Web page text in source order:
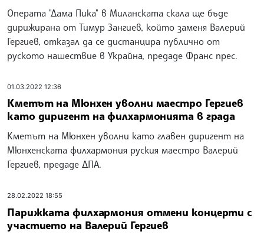
Операта "Дама Пика" в Миланската скала ще бъде
дирижирана от Тимур Зангиев, който заменя Валерий
Гергиев, отказал да се дистанцира публично от
руското нашествие в Украйна, предаде Франс прес.
01.03.2022 12:36
Кметът на Мюнхен уволни маестро Гергиев
като диригент на филхармонията в града
Кметът на Мюнхен уволни като главен диригент на
Мюнхенската филхармония руския маестро Валерий
Гергиев, предаде ДПА.
28.02.2022 18:55
Парижката филхармония отмени концерти с
участието на Валерий Гергиев